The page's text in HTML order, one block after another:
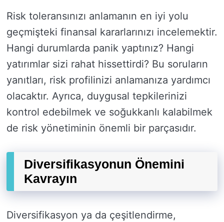
Risk toleransınızı anlamanın en iyi yolu
geçmişteki finansal kararlarınızı incelemektir.
Hangi durumlarda panik yaptınız? Hangi
yatırımlar sizi rahat hissettirdi? Bu soruların
yanıtları, risk profilinizi anlamanıza yardımcı
olacaktır. Ayrıca, duygusal tepkilerinizi
kontrol edebilmek ve soğukkanlı kalabilmek
de risk yönetiminin önemli bir parçasıdır.
Diversifikasyonun Önemini
Kavrayın
Diversifikasyon ya da çeşitlendirme,